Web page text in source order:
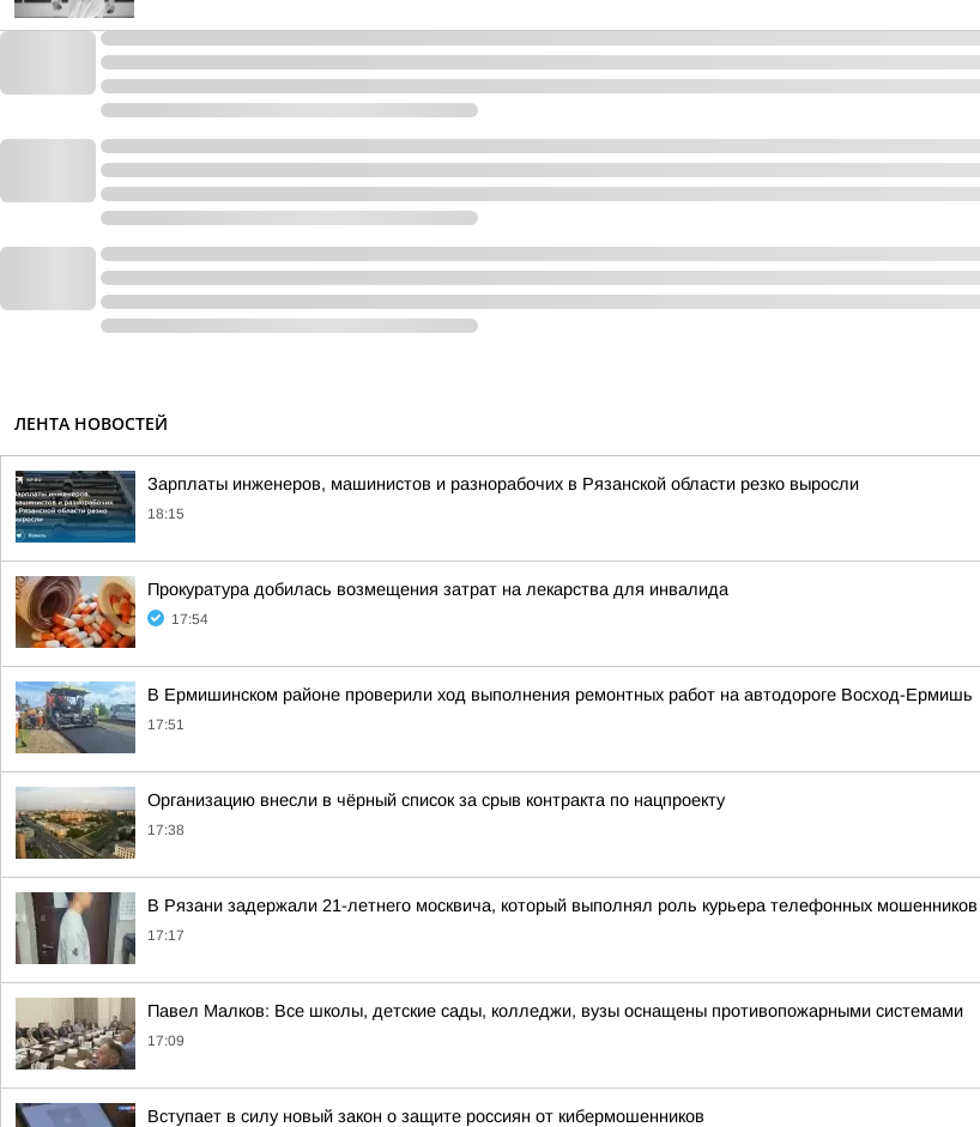
ЛЕНТА НОВОСТЕЙ
Зарплаты инженеров, машинистов и разнорабочих в Рязанской области резко выросли
18:15
Прокуратура добилась возмещения затрат на лекарства для инвалида
17:54
В Ермишинском районе проверили ход выполнения ремонтных работ на автодороге Восход-Ермишь
17:51
Организацию внесли в чёрный список за срыв контракта по нацпроекту
17:38
В Рязани задержали 21-летнего москвича, который выполнял роль курьера телефонных мошенников
17:17
Павел Малков: Все школы, детские сады, колледжи, вузы оснащены противопожарными системами
17:09
Вступает в силу новый закон о защите россиян от кибермошенников